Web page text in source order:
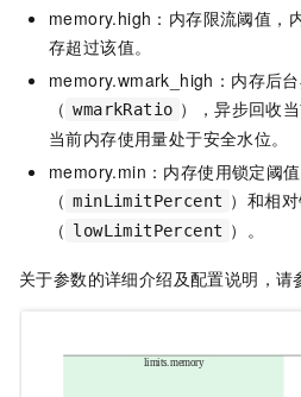
memory.high：内存限流阈值，
存超过该值。
memory.wmark_high：内存后
（ wmarkRatio ），异步回收
当前内存使用量处于安全水位。
memory.min：内存使用锁定阈
（ minLimitPercent ）和相
（ lowLimitPercent ）。
关于参数的详细介绍及配置说明，请